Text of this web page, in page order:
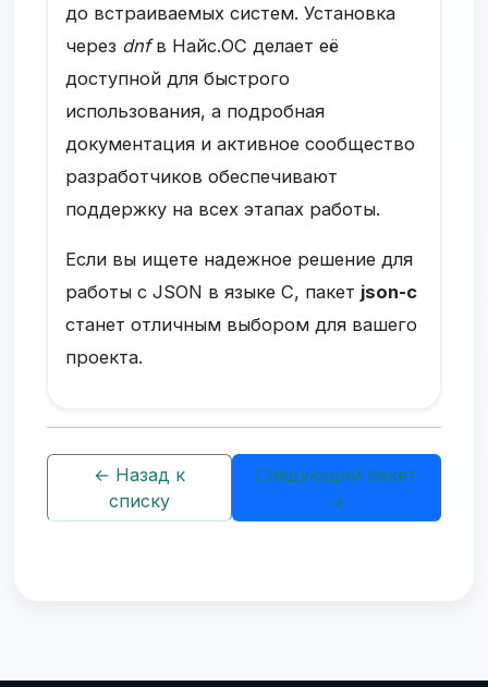
до встраиваемых систем. Установка
через dnfв Найс.ОС делает её
доступной для быстрого
использования, а подробная
документация и активное сообщество
разработчиков обеспечивают
поддержку на всех этапах работы.
Если вы ищете надежное решение для
работы с JSON в языке C, пакет json-c
станет отличным выбором для вашего
проекта.
← Назад к
списку
Следующий пакет
→